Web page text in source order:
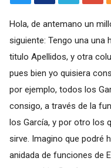
Hola, de antemano un
siguiente: Tengo una una
titulo Apellidos, y otra
pues bien yo quisiera
por ejemplo, todos los
consigo, a través de la
los García, y por otro los
sirve. Imagino que podré
anidada de funciones de